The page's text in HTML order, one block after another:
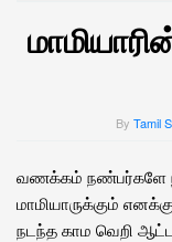
By Tamil
வணக்கம் நண்பர்களே
மாமியாருக்கும்
நடந்த காம வெறி